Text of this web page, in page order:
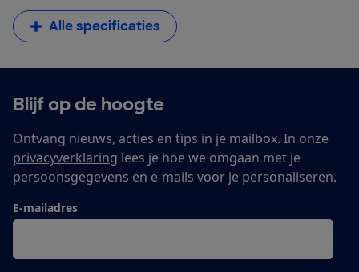
Alle specificaties
Blijf op de hoogte
Ontvang nieuws, acties en tips in je mailbox. In onze
privacyverklaring lees je hoe we omgaan met je
persoonsgegevens en e-mails voor je personaliseren.
E-mailadres